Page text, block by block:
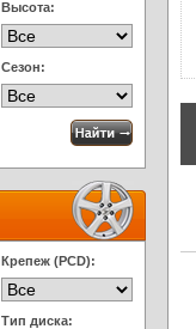
Высота:
Сезон:
Крепеж (PCD):
Тип диска: